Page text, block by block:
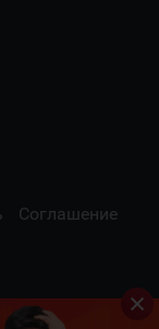
Соглашение